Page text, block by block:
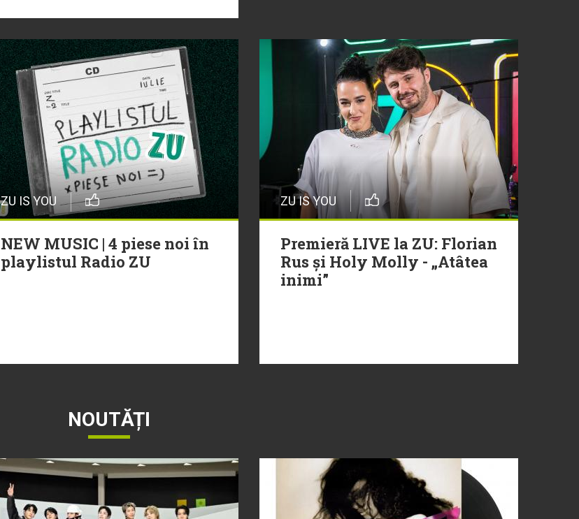
ZU IS YOU
NEW MUSIC | 4 piese noi în
playlistul Radio ZU
ZU IS YOU
Premieră LIVE la ZU: Florian
Rus și Holy Molly - „Atâtea
inimi”
NOUTĂȚI